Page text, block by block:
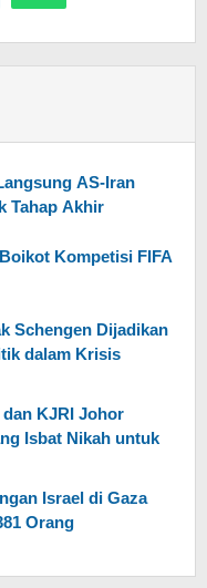
AS-Iran
Tahap Akhir
Kompetisi FIFA
Schengen Dijadikan
dalam Krisis
dan KJRI Johor
Isbat Nikah untuk
Israel di Gaza
Orang